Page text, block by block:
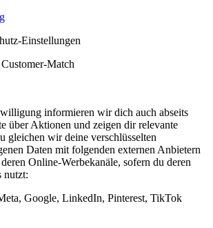
Einstellungen
Match
informieren wir dich auch abseits
über Aktionen und zeigen dir relevante
gleichen wir deine verschlüsselten
Daten mit folgenden externen Anbietern
Online-Werbekanäle, sofern du deren
nutzt:
Google, LinkedIn, Pinterest, TikTok